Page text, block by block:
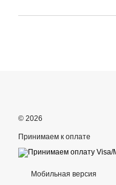
© 2026
Принимаем к оплате
Мобильная версия